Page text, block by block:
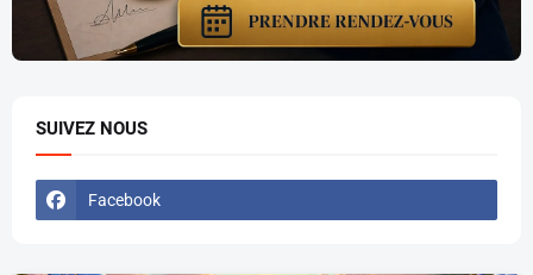
SUIVEZ NOUS
Facebook